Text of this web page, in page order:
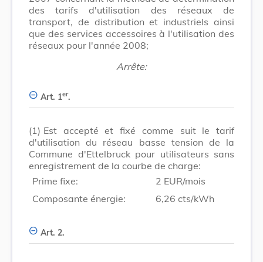
des tarifs d'utilisation des réseaux de
transport, de distribution et industriels ainsi
que des services accessoires à l'utilisation des
réseaux pour l'année 2008;
Arrête:
Art. 1er.
(1) Est accepté et fixé comme suit le tarif
d'utilisation du réseau basse tension de la
Commune d'Ettelbruck pour utilisateurs sans
enregistrement de la courbe de charge:
Prime fixe:
2 EUR/mois
Composante énergie:
6,26 cts/kWh
Art. 2.